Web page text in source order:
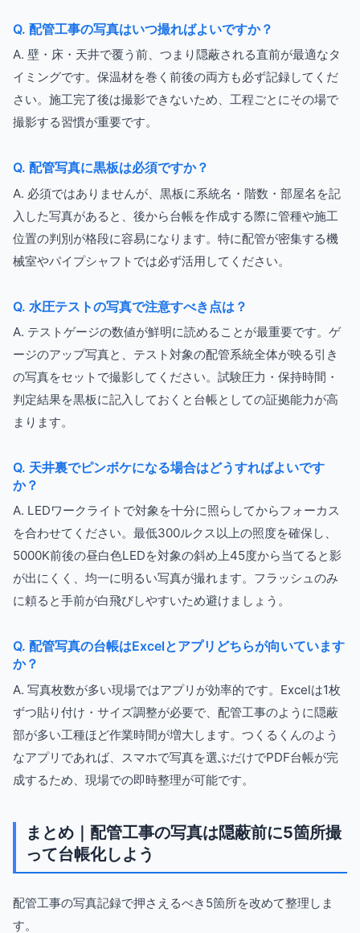
Q. 配管工事の写真はいつ撮ればよいですか？
A. 壁・床・天井で覆う前、つまり隠蔽される直前が最適なタ
イミングです。保温材を巻く前後の両方も必ず記録してくだ
さい。施工完了後は撮影できないため、工程ごとにその場で
撮影する習慣が重要です。
Q. 配管写真に黒板は必須ですか？
A. 必須ではありませんが、黒板に系統名・階数・部屋名を記
入した写真があると、後から台帳を作成する際に管種や施工
位置の判別が格段に容易になります。特に配管が密集する機
械室やパイプシャフトでは必ず活用してください。
Q. 水圧テストの写真で注意すべき点は？
A. テストゲージの数値が鮮明に読めることが最重要です。ゲ
ージのアップ写真と、テスト対象の配管系統全体が映る引き
の写真をセットで撮影してください。試験圧力・保持時間・
判定結果を黒板に記入しておくと台帳としての証拠能力が高
まります。
Q. 天井裏でピンボケになる場合はどうすればよいです
か？
A. LEDワークライトで対象を十分に照らしてからフォーカス
を合わせてください。最低300ルクス以上の照度を確保し、
5000K前後の昼白色LEDを対象の斜め上45度から当てると影
が出にくく、均一に明るい写真が撮れます。フラッシュのみ
に頼ると手前が白飛びしやすいため避けましょう。
Q. 配管写真の台帳はExcelとアプリどちらが向いています
か？
A. 写真枚数が多い現場ではアプリが効率的です。Excelは1枚
ずつ貼り付け・サイズ調整が必要で、配管工事のように隠蔽
部が多い工種ほど作業時間が増大します。つくるくんのよう
なアプリであれば、スマホで写真を選ぶだけでPDF台帳が完
成するため、現場での即時整理が可能です。
まとめ｜配管工事の写真は隠蔽前に5箇所撮
って台帳化しよう
配管工事の写真記録で押さえるべき5箇所を改めて整理しま
す。